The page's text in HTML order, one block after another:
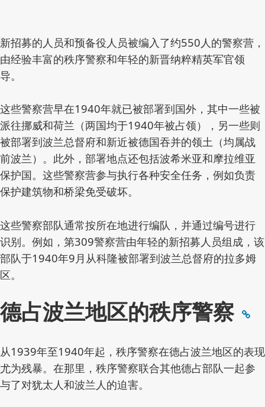
新招募的人员和预备役人员被编入了约550人的警察营，
由经验丰富的秩序警察和年轻的新晋纳粹精英军官领
导。
这些警察营早在1940年就已被部署到国外，其中一些被
派往挪威和荷兰（两国均于1940年被占领），另一些则
被部署到波兰总督府和新近被德国吞并的领土（均属战
前波兰）。此外，部署地点还包括波希米亚和摩拉维亚
保护国。这些警察营参与执行各种安全任务，例如负责
保护建筑物和桥梁免受破坏。
这些警察部队通常按所在地进行编队，并通过编号进行
识别。例如，第309警察营由年轻的新招募人员组成，该
部队于1940年9月从科隆被部署到波兰总督府的拉多姆
区。
德占波兰地区的秩序警察
从1939年至1940年起，秩序警察在德占波兰地区的表现
尤为残暴。在那里，秩序警察联合其他德占部队一起参
与了对犹太人和波兰人的迫害。